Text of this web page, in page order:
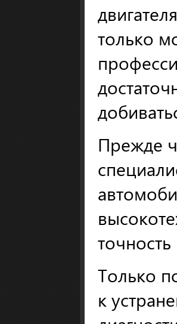
только
Прежде
точность
Только
к